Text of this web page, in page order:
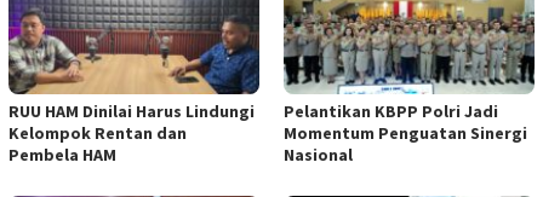
RUU HAM Dinilai Harus Lindungi
Kelompok Rentan dan
Pembela HAM
Pelantikan KBPP Polri Jadi
Momentum Penguatan Sinergi
Nasional